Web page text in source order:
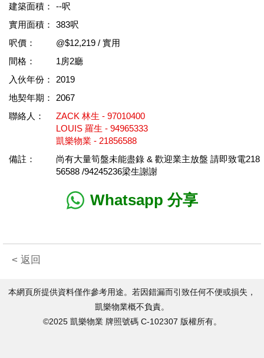
建築面積：
--呎
實用面積：
383呎
呎價：
@$12,219 / 實用
間格：
1房2廳
入伙年份：
2019
地契年期：
2067
聯絡人：
ZACK 林生 - 97010400
LOUIS 羅生 - 94965333
凱樂物業 - 21856588
備註：
尚有大量筍盤未能盡錄 & 歡迎業主放盤 請即致電218
56588 /94245236梁生謝謝
Whatsapp 分享
< 返回
本網頁所提供資料僅作參考用途。若因錯漏而引致任何不便或損失，
凱樂物業概不負責。
©2025 凱樂物業 牌照號碼 C-102307 版權所有。